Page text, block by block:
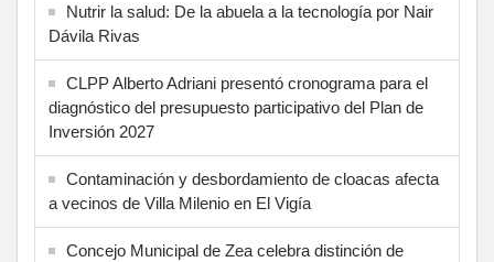
Nutrir la salud: De la abuela a la tecnología por Nair
Dávila Rivas
CLPP Alberto Adriani presentó cronograma para el
diagnóstico del presupuesto participativo del Plan de
Inversión 2027
Contaminación y desbordamiento de cloacas afecta
a vecinos de Villa Milenio en El Vigía
Concejo Municipal de Zea celebra distinción de